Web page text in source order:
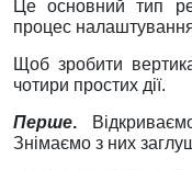
Це основний тип
процес
Щоб зробити
чотири простих дії.
Перше.
Знімаємо з них